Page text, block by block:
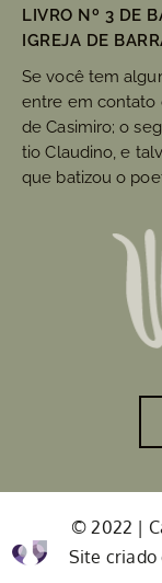
LIVRO Nº 3 DE
IGREJA DE
Se você tem
entre em contato
de Casimiro; o
tio Claudino, e
que batizou o
© 2022 |
Site criado